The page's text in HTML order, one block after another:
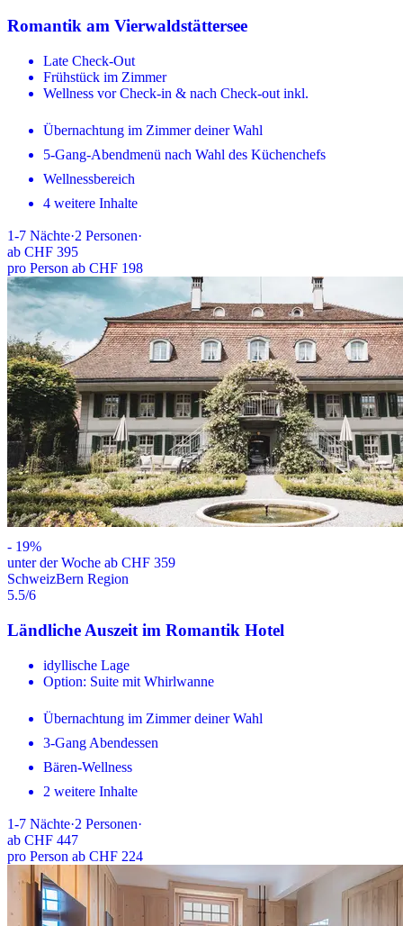
Romantik am Vierwaldstättersee
Late Check-Out
Frühstück im Zimmer
Wellness vor Check-in & nach Check-out inkl.
Übernachtung im Zimmer deiner Wahl
5-Gang-Abendmenü nach Wahl des Küchenchefs
Wellnessbereich
4 weitere Inhalte
1-7 Nächte·2 Personen·
ab CHF 395
pro Person ab CHF 198
- 19%
unter der Woche ab CHF 359
SchweizBern Region
5.5/6
Ländliche Auszeit im Romantik Hotel
idyllische Lage
Option: Suite mit Whirlwanne
Übernachtung im Zimmer deiner Wahl
3-Gang Abendessen
Bären-Wellness
2 weitere Inhalte
1-7 Nächte·2 Personen·
ab CHF 447
pro Person ab CHF 224